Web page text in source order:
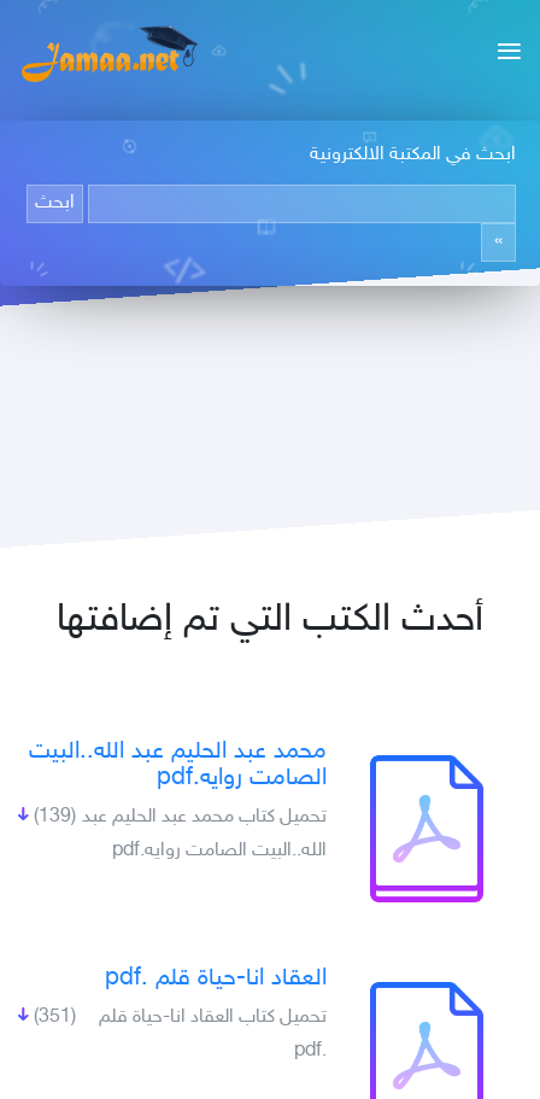
ابحث في المكتبة الالكترونية
أحدث الكتب التي تم إضافتها
محمد عبد الحليم عبد الله..البيت
الصامت روايه.pdf
(139) تحميل كتاب محمد عبد الحليم عبد
الله..البيت الصامت روايه.pdf
العقاد انا-حياة قلم .pdf
(351)
تحميل كتاب العقاد انا-حياة قلم
.pdf